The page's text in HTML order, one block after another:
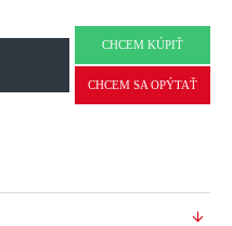
CHCEM KÚPIŤ
CHCEM SA OPÝTAŤ